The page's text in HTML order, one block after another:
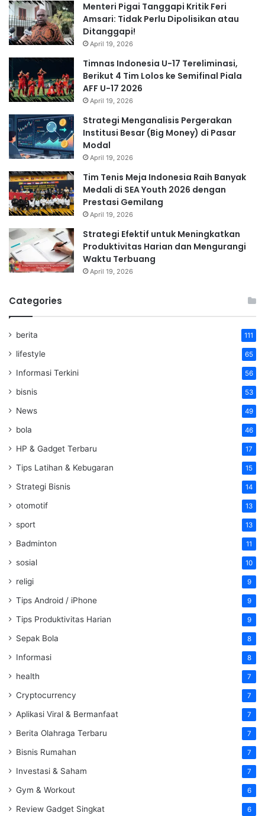
Menteri Pigai Tanggapi Kritik Feri
Amsari: Tidak Perlu Dipolisikan atau
Ditanggapi!
April 19, 2026
Timnas Indonesia U-17 Tereliminasi,
Berikut 4 Tim Lolos ke Semifinal Piala
AFF U-17 2026
April 19, 2026
Strategi Menganalisis Pergerakan
Institusi Besar (Big Money) di Pasar
Modal
April 19, 2026
Tim Tenis Meja Indonesia Raih Banyak
Medali di SEA Youth 2026 dengan
Prestasi Gemilang
April 19, 2026
Strategi Efektif untuk Meningkatkan
Produktivitas Harian dan Mengurangi
Waktu Terbuang
April 19, 2026
Categories
berita 111
lifestyle 65
Informasi Terkini 56
bisnis 53
News 49
bola 46
HP & Gadget Terbaru 17
Tips Latihan & Kebugaran 15
Strategi Bisnis 14
otomotif 13
sport 13
Badminton 11
sosial 10
religi 9
Tips Android / iPhone 9
Tips Produktivitas Harian 9
Sepak Bola 8
Informasi 8
health 7
Cryptocurrency 7
Aplikasi Viral & Bermanfaat 7
Berita Olahraga Terbaru 7
Bisnis Rumahan 7
Investasi & Saham 7
Gym & Workout 6
Review Gadget Singkat 6